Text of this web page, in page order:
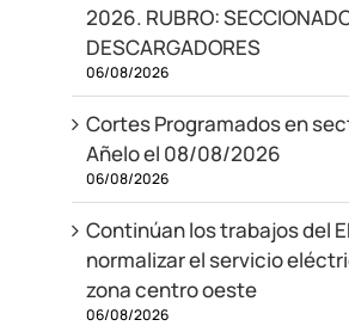
2026. RUBRO:
DESCARGADORES
06/08/2026
Cortes Programados en
Añelo el 08/08/2026
06/08/2026
Continúan los trabajos del
normalizar el servicio
zona centro oeste
06/08/2026